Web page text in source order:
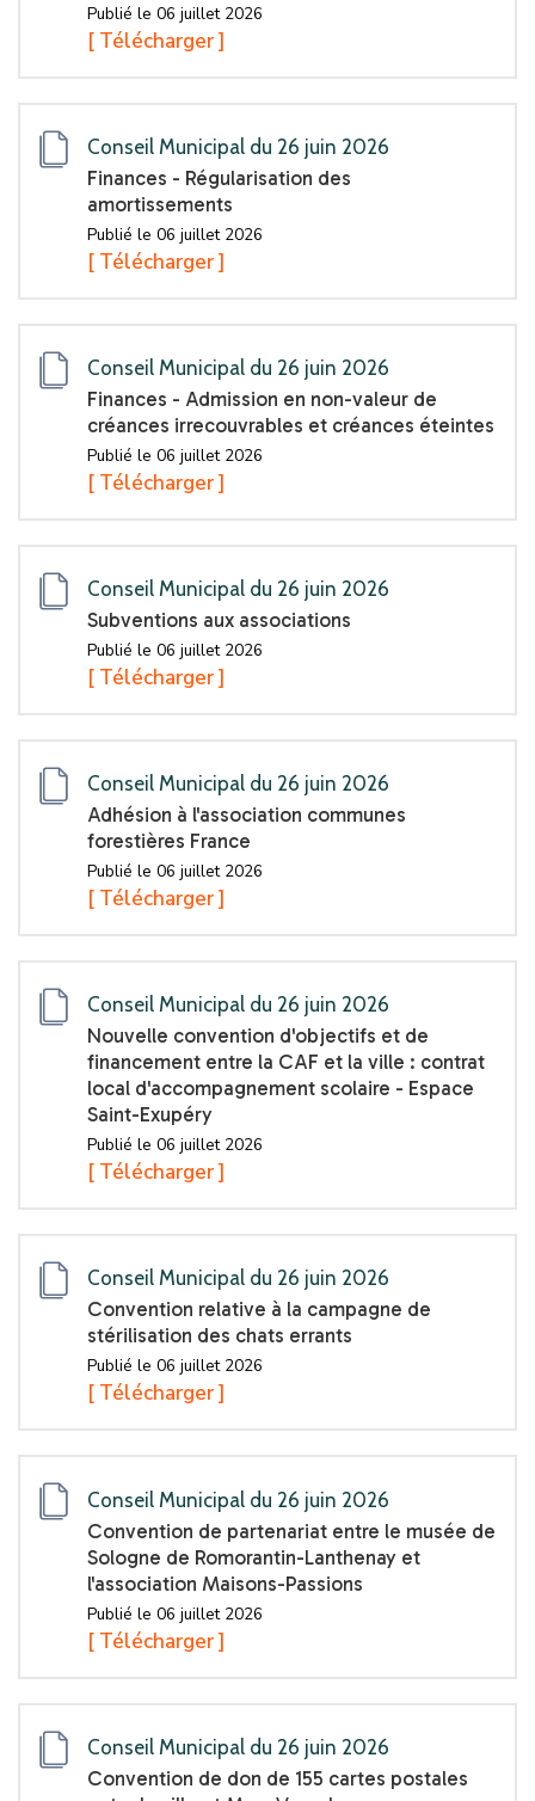
Publié le 06 juillet 2026
[ Télécharger ]
Conseil Municipal du 26 juin 2026
Finances - Régularisation des
amortissements
Publié le 06 juillet 2026
[ Télécharger ]
Conseil Municipal du 26 juin 2026
Finances - Admission en non-valeur de
créances irrecouvrables et créances éteintes
Publié le 06 juillet 2026
[ Télécharger ]
Conseil Municipal du 26 juin 2026
Subventions aux associations
Publié le 06 juillet 2026
[ Télécharger ]
Conseil Municipal du 26 juin 2026
Adhésion à l'association communes
forestières France
Publié le 06 juillet 2026
[ Télécharger ]
Conseil Municipal du 26 juin 2026
Nouvelle convention d'objectifs et de
financement entre la CAF et la ville : contrat
local d'accompagnement scolaire - Espace
Saint-Exupéry
Publié le 06 juillet 2026
[ Télécharger ]
Conseil Municipal du 26 juin 2026
Convention relative à la campagne de
stérilisation des chats errants
Publié le 06 juillet 2026
[ Télécharger ]
Conseil Municipal du 26 juin 2026
Convention de partenariat entre le musée de
Sologne de Romorantin-Lanthenay et
l'association Maisons-Passions
Publié le 06 juillet 2026
[ Télécharger ]
Conseil Municipal du 26 juin 2026
Convention de don de 155 cartes postales